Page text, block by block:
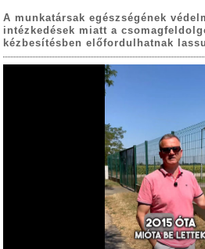
A munkatársak egészségének
intézkedések miatt a
kézbesítésben előfordulhatnak